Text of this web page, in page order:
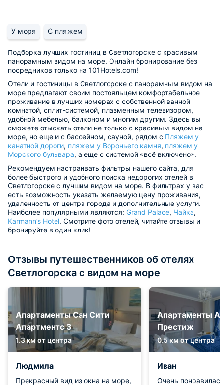
У моря С пляжем
Подборка лучших гостиниц в Светлогорске с красивым
панорамным видом на море. Онлайн бронирование без
посредников только на 101Hotels.com!
Отели и гостиницы в Светлогорске с панорамным видом на
море предлагают своим постояльцем комфортабельное
проживание в лучших номерах с собственной ванной
комнатой, сплит-системой, плазменным телевизором,
удобной мебелью, балконом и многим другим. Здесь вы
сможете отыскать отели не только с красивым видом на
море, но еще и с бассейном, сауной, рядом с Пляжем у
канатной дороги, пляжем у Вороньего камня, пляжем у
Морского бульвара, а еще с системой «всё включено».
Рекомендуем настраивать фильтры нашего сайта, для
более быстрого и удобного поиска недорогих отелей в
Светлогорске с лучшим видом на море. В фильтрах у вас
есть возможность указать желаемую цену проживания,
удаленность от центра города и дополнительные услуги.
Наиболее популярными являются: Grand Palace, Чайка,
Karmann’s Hotel. Смотрите фото отелей, читайте отзывы и
бронируйте в один клик!
Отзывы путешественников об отелях
Светлогорска с видом на море
Апартаменты Сан Сити
Апартментс 3
1.3 км от центра
Людмила
Прекрасный вид из окна на море,
Апартаменты
Престиж
0.5 км от центра
Иван
Очень